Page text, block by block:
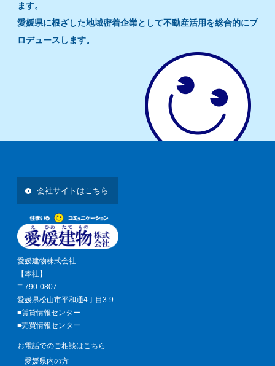
ます。
愛媛県に根ざした地域密着企業として不動産活用を総合的にプ
ロデュースします。
会社サイトはこちら
愛媛建物株式会社
【本社】
〒790-0807
愛媛県松山市平和通4丁目3-9
■賃貸情報センター
■売買情報センター
お電話でのご相談はこちら
愛媛県内の方